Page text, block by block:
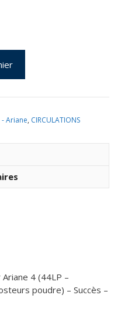
Ariane, CIRCULATIONS
4 (44LP –
poudre) – Succès –